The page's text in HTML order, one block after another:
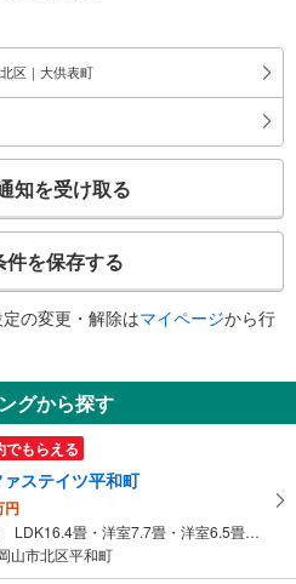
区｜大供表町
知を受け取る
件を保存する
の変更・解除はマイページから行
グから探す
でもらえる
ステイツ平和町
円
2SLDK LDK16.4畳・洋室7.7畳・洋室6.5畳・S5.8畳
山市北区平和町